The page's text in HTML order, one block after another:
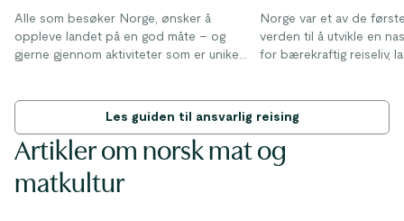
Alle som besøker Norge, ønsker å
oppleve landet på en god måte – og
gjerne gjennom aktiviteter som er unike
våre tips til hvordan du kan gjøre dem på
en måte som tar hensyn til landskapet og
menneskene som bor her.
Norge var et av de
verden til å utvikle en
for bærekraftig reiseliv,
I dag har nesten 50
landet blitt merket som
reisemål, fra arktiske
fjordbygder på
Les guiden til ansvarlig reising
Artikler om norsk mat og
matkultur